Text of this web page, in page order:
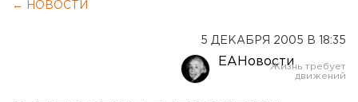
← НОВОСТИ
5 ДЕКАБРЯ 2005 В 18:35
ЕАНовости